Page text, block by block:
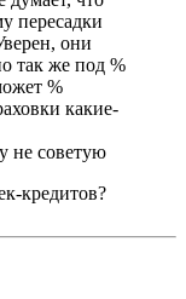
пересадки
они
так же под %
%
какие-
не советую
кредитов?